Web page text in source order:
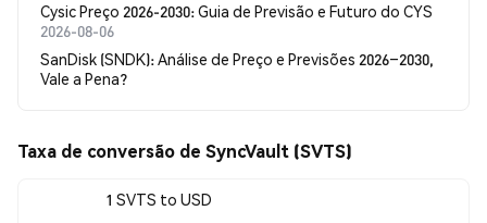
Cysic Preço 2026-2030: Guia de Previsão e Futuro do CYS
2026-08-06
SanDisk (SNDK): Análise de Preço e Previsões 2026–2030,
Vale a Pena?
Taxa de conversão de SyncVault (SVTS)
1 SVTS to USD